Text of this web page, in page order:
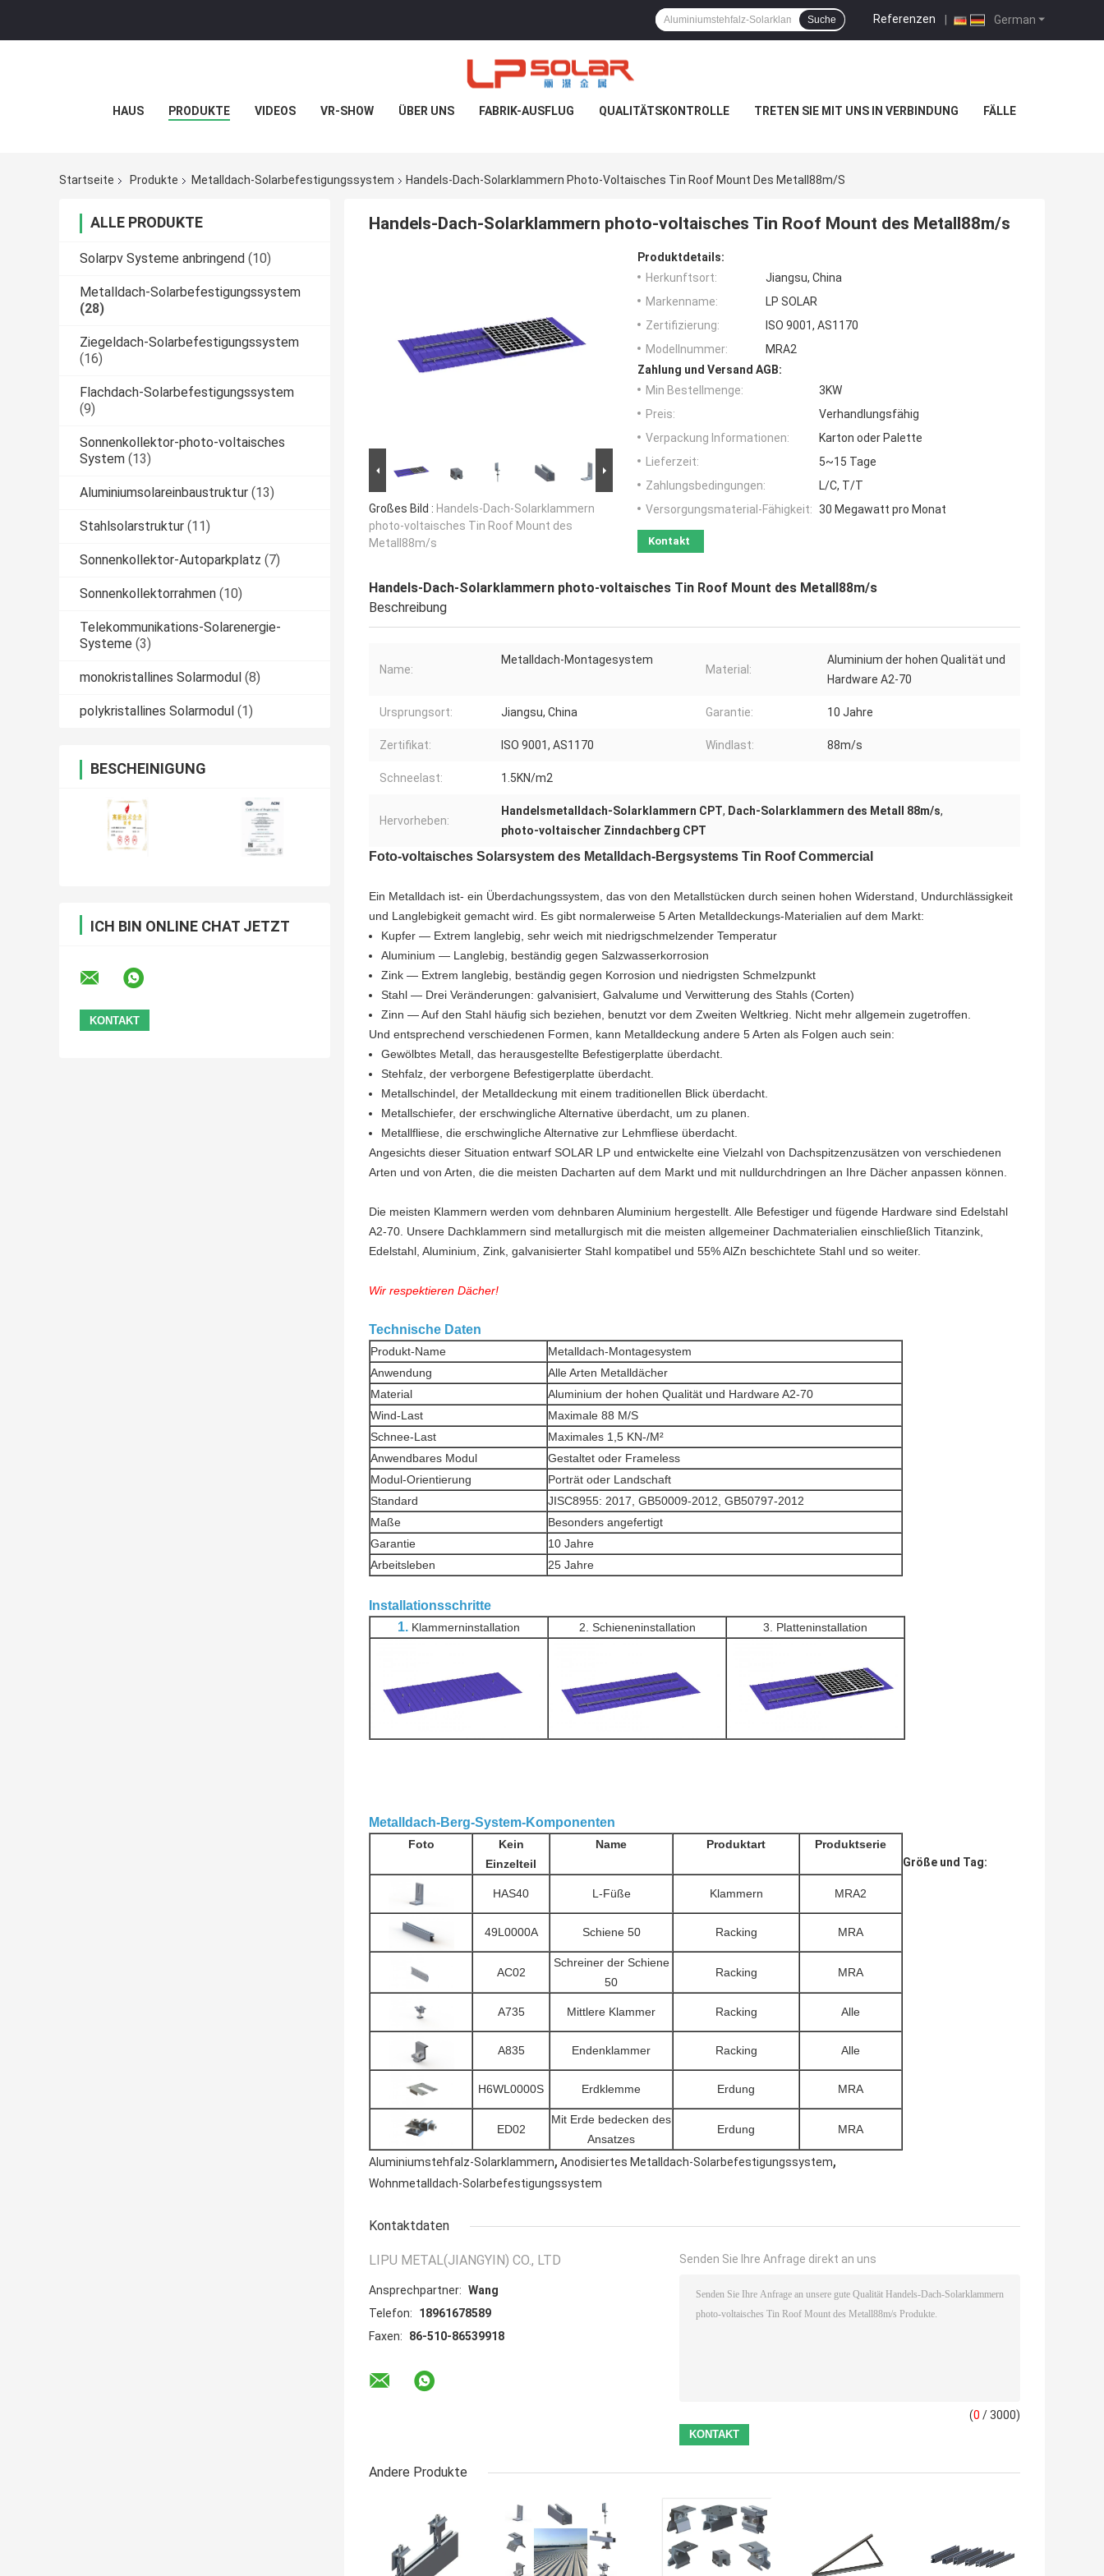
German
Referenzen |
Suche
HAUS PRODUKTE VIDEOS VR-SHOW ÜBER UNS FABRIK-AUSFLUG QUALITÄTSKONTROLLE TRETEN SIE MIT UNS IN VERBINDUNG FÄLLE
Startseite Produkte Metalldach-Solarbefestigungssystem Handels-Dach-Solarklammern Photo-Voltaisches Tin Roof Mount Des Metall88m/s
ALLE PRODUKTE
Solarpv Systeme anbringend (10)
Metalldach-Solarbefestigungssystem
(28)
Ziegeldach-Solarbefestigungssystem
(16)
Flachdach-Solarbefestigungssystem
(9)
Sonnenkollektor-photo-voltaisches
System (13)
Aluminiumsolareinbaustruktur (13)
Stahlsolarstruktur (11)
Sonnenkollektor-Autoparkplatz (7)
Sonnenkollektorrahmen (10)
Telekommunikations-Solarenergie-
Systeme (3)
monokristallines Solarmodul (8)
polykristallines Solarmodul (1)
BESCHEINIGUNG
ICH BIN ONLINE CHAT JETZT
Handels-Dach-Solarklammern photo-voltaisches Tin Roof Mount des Metall88m/s
Großes Bild : Handels-Dach-Solarklammern
photo-voltaisches Tin Roof Mount des
Metall88m/s
Produktdetails:
Herkunftsort:
Jiangsu, China
Markenname:
LP SOLAR
Zertifizierung:
ISO 9001, AS1170
Modellnummer:
MRA2
Zahlung und Versand AGB:
Min Bestellmenge:
3KW
Preis:
Verhandlungsfähig
Verpackung Informationen:
Karton oder Palette
Lieferzeit:
5~15 Tage
Zahlungsbedingungen:
L/C, T/T
Versorgungsmaterial-Fähigkeit: 30 Megawatt pro Monat
Kontakt
Handels-Dach-Solarklammern photo-voltaisches Tin Roof Mount des Metall88m/s
Beschreibung
Name:
Metalldach-Montagesystem
Material:
Aluminium der hohen Qualität und
Hardware A2-70
Ursprungsort: Jiangsu, China Garantie: 10 Jahre
Zertifikat: ISO 9001, AS1170 Windlast: 88m/s
Schneelast: 1.5KN/m2
Hervorheben:
Handelsmetalldach-Solarklammern CPT, Dach-Solarklammern des Metall 88m/s,
photo-voltaischer Zinndachberg CPT
Foto-voltaisches Solarsystem des Metalldach-Bergsystems Tin Roof Commercial
Ein Metalldach ist- ein Überdachungssystem, das von den Metallstücken durch seinen hohen Widerstand, Undurchlässigkeit
und Langlebigkeit gemacht wird. Es gibt normalerweise 5 Arten Metalldeckungs-Materialien auf dem Markt:
Kupfer — Extrem langlebig, sehr weich mit niedrigschmelzender Temperatur
Aluminium — Langlebig, beständig gegen Salzwasserkorrosion
Zink — Extrem langlebig, beständig gegen Korrosion und niedrigsten Schmelzpunkt
Stahl — Drei Veränderungen: galvanisiert, Galvalume und Verwitterung des Stahls (Corten)
Zinn — Auf den Stahl häufig sich beziehen, benutzt vor dem Zweiten Weltkrieg. Nicht mehr allgemein zugetroffen.
Und entsprechend verschiedenen Formen, kann Metalldeckung andere 5 Arten als Folgen auch sein:
Gewölbtes Metall, das herausgestellte Befestigerplatte überdacht.
Stehfalz, der verborgene Befestigerplatte überdacht.
Metallschindel, der Metalldeckung mit einem traditionellen Blick überdacht.
Metallschiefer, der erschwingliche Alternative überdacht, um zu planen.
Metallfliese, die erschwingliche Alternative zur Lehmfliese überdacht.
Angesichts dieser Situation entwarf SOLAR LP und entwickelte eine Vielzahl von Dachspitzenzusätzen von verschiedenen
Arten und von Arten, die die meisten Dacharten auf dem Markt und mit nulldurchdringen an Ihre Dächer anpassen können.
Die meisten Klammern werden vom dehnbaren Aluminium hergestellt. Alle Befestiger und fügende Hardware sind Edelstahl
A2-70. Unsere Dachklammern sind metallurgisch mit die meisten allgemeiner Dachmaterialien einschließlich Titanzink,
Edelstahl, Aluminium, Zink, galvanisierter Stahl kompatibel und 55% AlZn beschichtete Stahl und so weiter.
Wir respektieren Dächer!
Technische Daten
Produkt-Name
Metalldach-Montagesystem
Anwendung
Alle Arten Metalldächer
Material
Aluminium der hohen Qualität und Hardware A2-70
Wind-Last
Maximale 88 M/S
Schnee-Last
Maximales 1,5 KN-/M²
Anwendbares Modul
Gestaltet oder Frameless
Modul-Orientierung
Porträt oder Landschaft
Standard
JISC8955: 2017, GB50009-2012, GB50797-2012
Maße
Besonders angefertigt
Garantie
10 Jahre
Arbeitsleben
25 Jahre
Installationsschritte
1. Klammerninstallation 2. Schieneninstallation 3. Platteninstallation
Metalldach-Berg-System-Komponenten
Foto
Kein
Einzelteil
Name Produktart Produktserie
HAS40 L-Füße Klammern MRA2
49L0000A Schiene 50 Racking MRA
AC02
Schreiner der Schiene
50
Racking MRA
A735 Mittlere Klammer Racking Alle
A835 Endenklammer Racking Alle
H6WL0000S Erdklemme Erdung MRA
ED02
Mit Erde bedecken des
Ansatzes
Erdung MRA
Größe und Tag:
Aluminiumstehfalz-Solarklammern, Anodisiertes Metalldach-Solarbefestigungssystem,
Wohnmetalldach-Solarbefestigungssystem
Kontaktdaten
LIPU METAL(JIANGYIN) CO., LTD
Ansprechpartner: Wang
Telefon:
18961678589
Faxen:
86-510-86539918
Senden Sie Ihre Anfrage direkt an uns
(0 / 3000)
Andere Produkte